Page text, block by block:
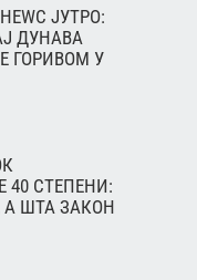
ЈУТРО:
ДУНАВА
ГОРИВОМ У
40 СТЕПЕНИ:
А ШТА ЗАКОН